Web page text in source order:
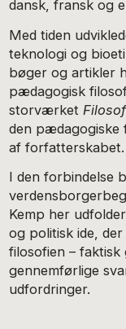
dansk, fransk og
Med tiden
teknologi og
bøger og artikler
pædagogisk
storværket
den pædagogiske
af forfatterskabet.
I den forbindelse
Kemp her
og politisk ide,
filosofien –
gennemførlige
udfordringer.